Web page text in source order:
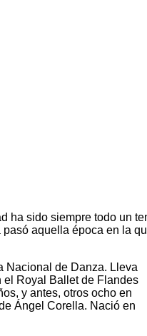
ha sido siempre todo un
aquella época en la
Nacional de Danza. Lleva
el Royal Ballet de Flandes
y antes, otros ocho en
Ángel Corella. Nació en